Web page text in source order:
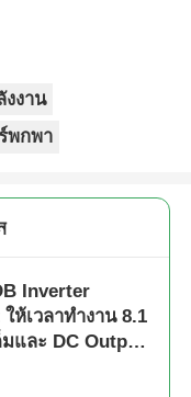
งงาน
พกพา
Inverter
ห้เวลาทํางาน 8.1
มและ DC Output
ห้พลังงานสําหรับ